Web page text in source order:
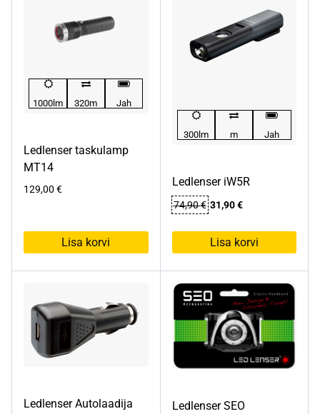
varianti.
Valikuid
teha
1000lm 320m Jah
Ledlenser taskulamp
MT14
129,00 €
Lisa korvi
300lm m Jah
Ledlenser iW5R
74,90€ Algne
oli:
74,90 €.
31,90€Praegune
on:
31,90 €.
Lisa korvi
Ledlenser Autolaadija
Ledlenser SEO